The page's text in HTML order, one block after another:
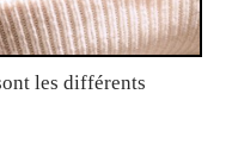
les différents